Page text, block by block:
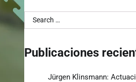
Search
for:
Publicaciones
Jürgen Klinsmann: